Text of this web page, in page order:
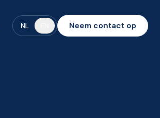
NL Neem contact op